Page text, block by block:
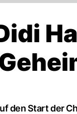
den Start der